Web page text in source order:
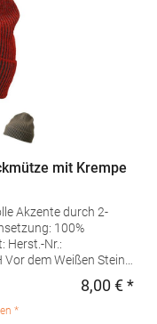
mit Krempe
100%
Herst.-Nr.:
dem Weißen Stein
8,00 € *
*